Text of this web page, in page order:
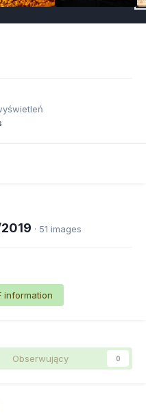
· 51 images
information
Obserwujący 0